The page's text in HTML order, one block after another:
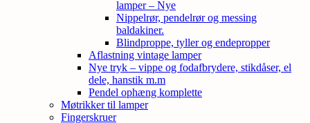
lamper – Nye
Nippelrør, pendelrør og messing
baldakiner.
Blindproppe, tyller og endepropper
Aflastning vintage lamper
Nye tryk – vippe og fodafbrydere, stikdåser, el
dele, hanstik m.m
Pendel ophæng komplette
Møtrikker til lamper
Fingerskruer